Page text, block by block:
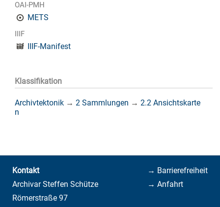
OAI-PMH
METS
IIIF
IIIF-Manifest
Klassifikation
Archivtektonik → 2 Sammlungen → 2.2 Ansichtskarte
n
→ Barrierefreiheit
→ Anfahrt
Kontakt
Archivar Steffen Schütze
Römerstraße 97